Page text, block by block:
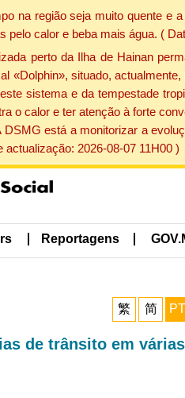
na região seja muito quente e
calor e beba mais água. (
perto da Ilha de Hainan
«Dolphin», situado,
sistema e da tempestade
o calor e ter atenção à forte
está a monitorizar a
2026-08-07 11H00 )
Reportagens
繁 简 PT
de trânsito em várias